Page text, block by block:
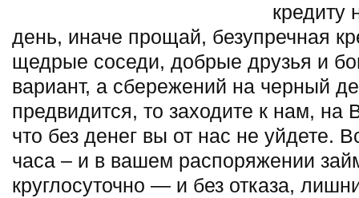
кредиту
день, иначе прощай, безупречная
щедрые соседи, добрые друзья и
вариант, а сбережений на черный
предвидится, то заходите к нам, на
что без денег вы от нас не уйдете.
часа – и в вашем распоряжении
круглосуточно — и без отказа,